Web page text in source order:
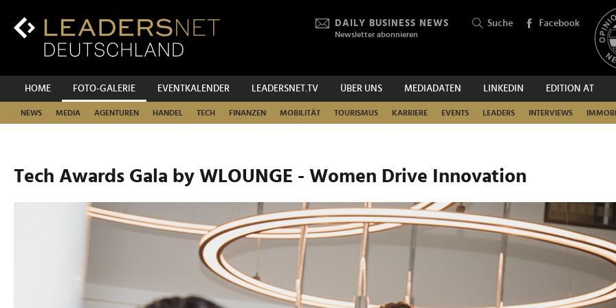
Inhalt
Hauptnavigation
DAILY BUSINESS NEWS
Newsletter abonnieren
Suche Facebook
HOME FOTO-GALERIE EVENTKALENDER LEADERSNET.TV ÜBER UNS MEDIADATEN LINKEDIN EDITION AT
NEWS MEDIA AGENTUREN HANDEL TECH FINANZEN MOBILITÄT TOURISMUS KARRIERE EVENTS LEADERS INTERVIEWS
SUCHEN
Tech Awards Gala by WLOUNGE - Women Drive Innovation